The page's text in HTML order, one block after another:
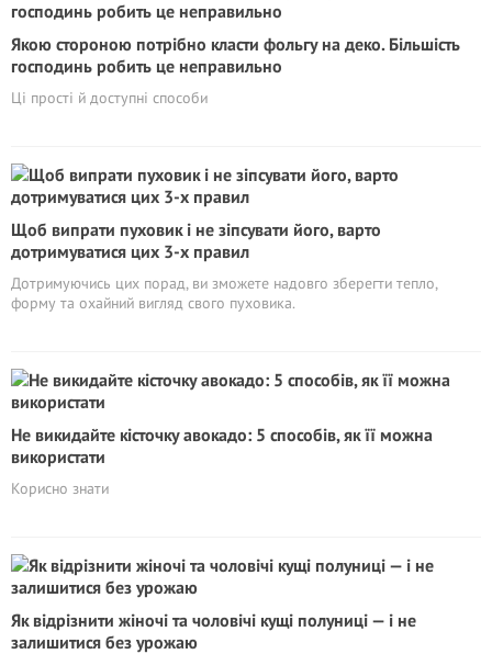
Якою стороною потрібно класти фольгу на деко. Більшість
господинь робить це неправильно
Ці прості й доступні способи
Щоб випрати пуховик і не зіпсувати його, варто
дотримуватися цих 3-х правил
Дотримуючись цих порад, ви зможете надовго зберегти тепло,
форму та охайний вигляд свого пуховика.
Не викидайте кісточку авокадо: 5 способів, як її можна
використати
Корисно знати
Як відрізнити жіночі та чоловічі кущі полуниці — і не
залишитися без урожаю